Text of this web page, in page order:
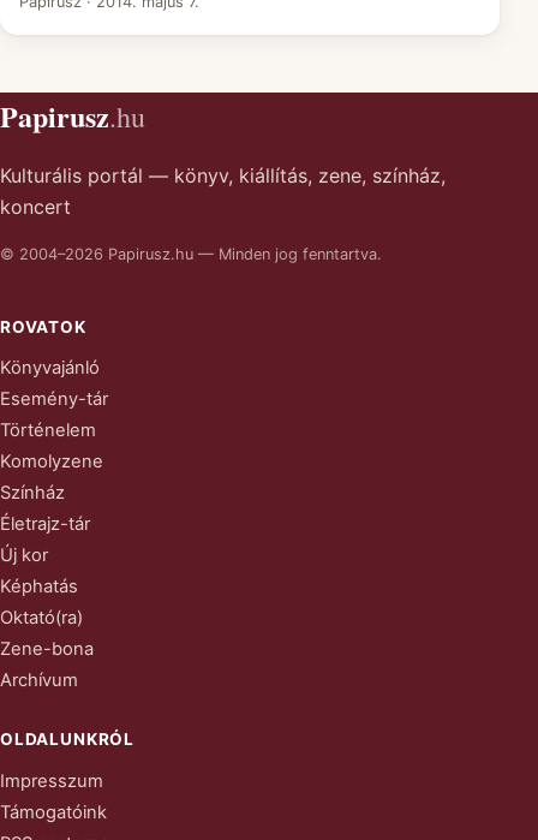
Papirusz.hu
Kulturális portál — könyv, kiállítás, zene, színház,
koncert
© 2004–2026 Papirusz.hu — Minden jog fenntartva.
ROVATOK
Könyvajánló
Esemény-tár
Történelem
Komolyzene
Színház
Életrajz-tár
Új kor
Képhatás
Oktató(ra)
Zene-bona
Archívum
OLDALUNKRÓL
Impresszum
Támogatóink